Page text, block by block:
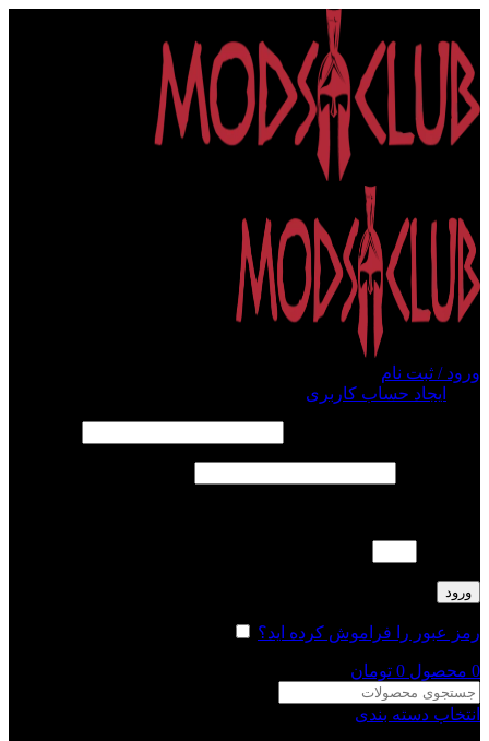
ورود / ثبت نام
ایجاد حساب کاربری
ورود
رمز عبور را فراموش کرده اید؟
0 محصول 0 تومان
انتخاب دسته بندی